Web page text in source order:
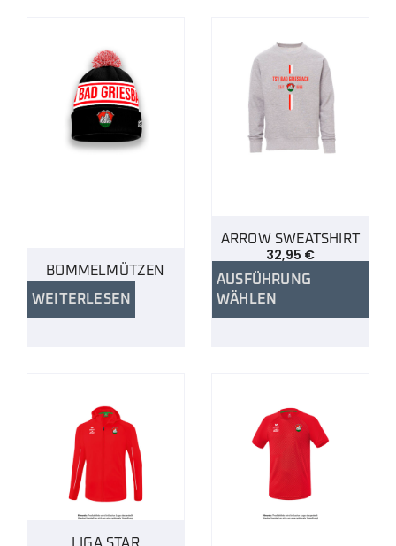
BOMMELMÜTZEN
WEITERLESEN
ARROW SWEATSHIRT
32,95 €
AUSFÜHRUNG
WÄHLEN
LIGA STAR